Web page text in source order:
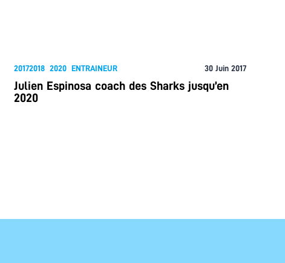
20172018 2020 ENTRAINEUR 30 Juin 2017
Julien Espinosa coach des Sharks jusqu’en
2020